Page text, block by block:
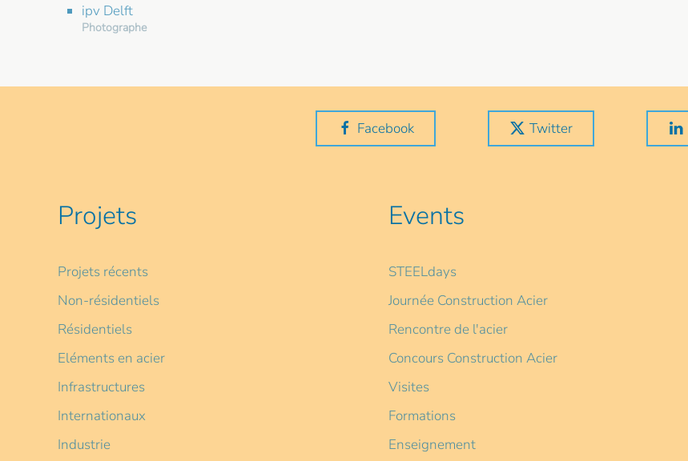
ipv Delft
Photographe
Facebook Twitter
Projets
Projets récents
Non-résidentiels
Résidentiels
Eléments en acier
Infrastructures
Internationaux
Industrie
Events
STEELdays
Journée Construction Acier
Rencontre de l'acier
Concours Construction Acier
Visites
Formations
Enseignement